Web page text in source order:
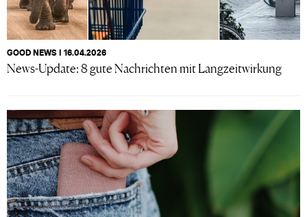
GOOD NEWS I 16.04.2026
News-Update: 8 gute Nachrichten mit Langzeitwirkung